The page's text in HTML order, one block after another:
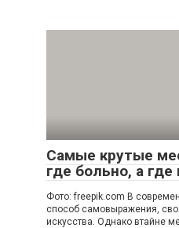
Самые крутые
где больно, а где
Фото: freepik.com В
способ самовыражения,
искусства. Однако втайне